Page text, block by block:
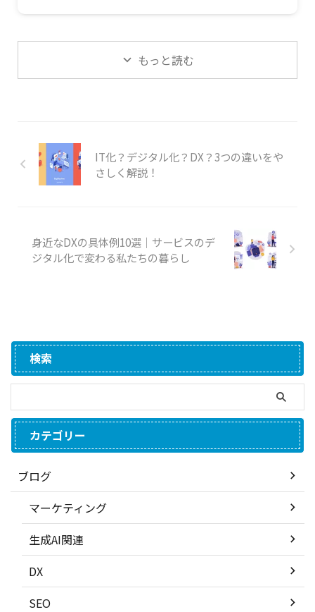
ォン。通勤中にニュースをチェックしたり、お店の情報を調
したよね。 この記事では、そんな時代の必須スキルとも言え
もっと読む
IT化？デジタル化？DX？3つの違いをや
さしく解説！
身近なDXの具体例10選｜サービスのデ
ジタル化で変わる私たちの暮らし
検索
カテゴリー
ブログ
マーケティング
生成AI関連
DX
SEO